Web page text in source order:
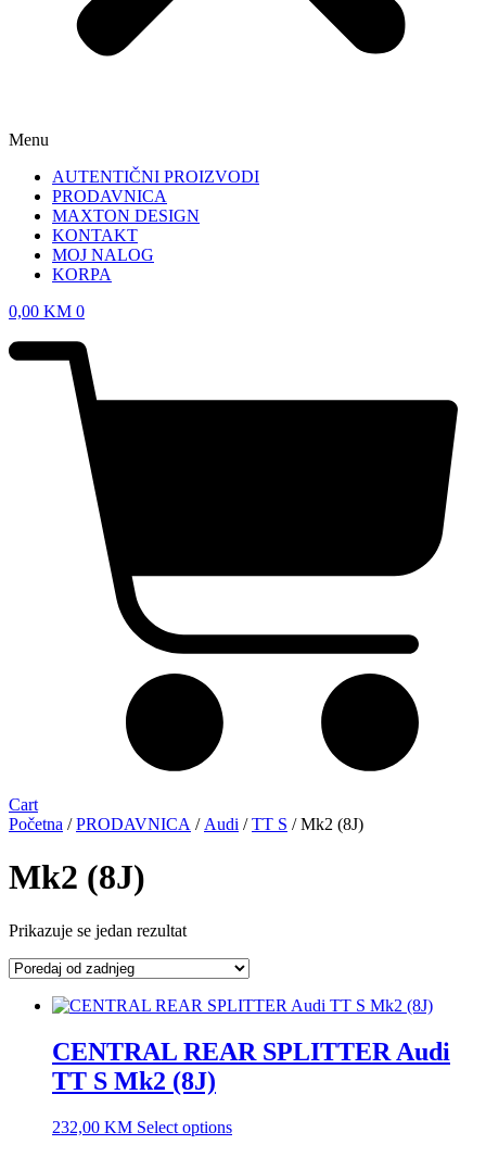
Menu
AUTENTIČNI PROIZVODI
PRODAVNICA
MAXTON DESIGN
KONTAKT
MOJ NALOG
KORPA
0,00 KM 0
Cart
Početna /PRODAVNICA / Audi /TT S / Mk2 (8J)
Mk2 (8J)
Prikazuje se jedan rezultat
CENTRAL REAR SPLITTER Audi
TT S Mk2 (8J)
232,00 KM Select options